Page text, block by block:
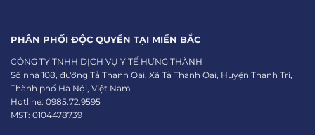
PHÂN PHỐI ĐỘC QUYỀN TẠI MIỀN BẮC
CÔNG TY TNHH DỊCH VỤ Y TẾ HƯNG THÀNH
Số nhà 108, đường Tả Thanh Oai, Xã Tả Thanh Oai, Huyện Thanh Trì,
Thành phố Hà Nội, Việt Nam
Hotline: 0985.72.9595
MST: 0104478739